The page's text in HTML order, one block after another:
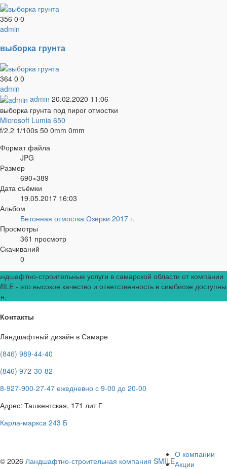
356 0 0
admin
выборка грунта
364 0 0
admin
admin 20.02.2020 11:06
выборка грунта под пирог отмостки
Microsoft Lumia 650
f/2.2 1/100s 50 0mm 0mm
Формат файла
JPG
Размер
690×389
Дата съёмки
19.05.2017 16:03
Альбом
Бетонная отмостка Озерки 2017 г.
Просмотры
361 просмотр
Скачиваний
0
строительные услуги в самарской области от компании
- это высокое качество и ответственность в симбиозе
Контакты
Ландшафтный дизайн в Самаре
(846) 989-44-40
(846) 972-30-82
8-927-900-27-47 ежедневно с 9-00 до 20-00
Адрес: Ташкентская, 171 лит Г
Карла-маркса 243 Б
© 2026 Ландшафтно-строительная компания SMILE
О компании
Акции